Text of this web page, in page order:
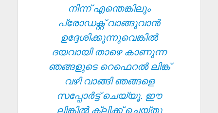
നിന്ന് എന്തെങ്കിലും
പ്രോഡക്റ്റ് വാങ്ങുവാൻ
ഉദ്ദേശിക്കുന്നുവെങ്കിൽ
ദയവായി താഴെ കാണുന്ന
ഞങ്ങളുടെ റെഫെറൽ ലിങ്ക്
വഴി വാങ്ങി ഞങ്ങളെ
സപ്പോർട്ട് ചെയ്യൂ. ഈ
ലിങ്കിൽ ക്ലിക്ക് ചെയ്തു